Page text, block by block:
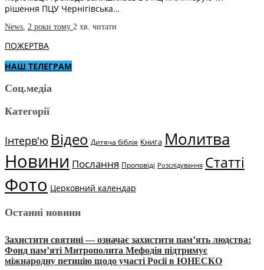
рішення ПЦУ Чернігівська…
News, 2 роки тому 2 хв. читати
ПОЖЕРТВА
НАШ ТЕЛЕГРАМ
Соц.медіа
Категорії
Інтерв'ю Відео Дитяча біблія Книга Молитва
Новини Послання Проповіді Розслідування Статті
Фото Церковний календар
Останні новини
Захистити святині — означає захистити пам’ять людства:
Фонд пам’яті Митрополита Мефодія підтримує
міжнародну петицію щодо участі Росії в ЮНЕСКО